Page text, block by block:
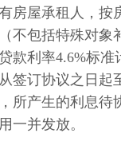
房屋承租人，按
不包括特殊对象
款利率4.6%标准
签订协议之日起
所产生的利息待
一并发放。